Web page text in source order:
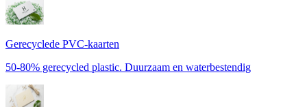
Gerecyclede PVC-kaarten
50-80% gerecycled plastic. Duurzaam en waterbestendig